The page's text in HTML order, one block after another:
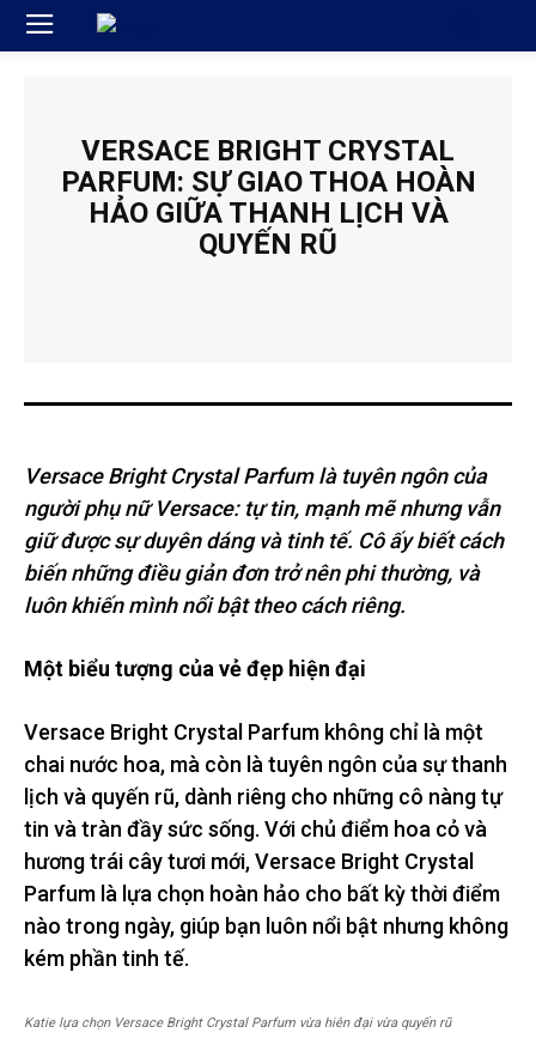
VERSACE BRIGHT CRYSTAL
PARFUM: SỰ GIAO THOA HOÀN
HẢO GIỮA THANH LỊCH VÀ
QUYẾN RŨ
Versace Bright Crystal Parfum là tuyên ngôn của
người phụ nữ Versace: tự tin, mạnh mẽ nhưng vẫn
giữ được sự duyên dáng và tinh tế. Cô ấy biết cách
biến những điều giản đơn trở nên phi thường, và
luôn khiến mình nổi bật theo cách riêng.
Một biểu tượng của vẻ đẹp hiện đại
Versace Bright Crystal Parfum không chỉ là một
chai nước hoa, mà còn là tuyên ngôn của sự thanh
lịch và quyến rũ, dành riêng cho những cô nàng tự
tin và tràn đầy sức sống. Với chủ điểm hoa cỏ và
hương trái cây tươi mới, Versace Bright Crystal
Parfum là lựa chọn hoàn hảo cho bất kỳ thời điểm
nào trong ngày, giúp bạn luôn nổi bật nhưng không
kém phần tinh tế.
Katie lựa chọn Versace Bright Crystal Parfum vừa hiên đại vừa quyến rũ